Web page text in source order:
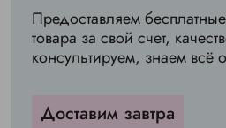
Предоставляем
товара за свой счет,
консультируем, знаем всё
Доставим завтра